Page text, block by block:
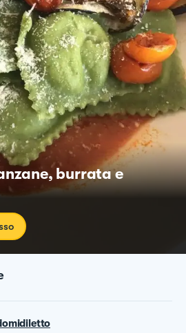
burrata e